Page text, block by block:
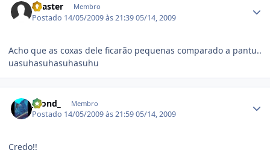
iMaster Membro
Postado 14/05/2009 às 21:3905/14, 2009
Acho que as coxas dele ficarão pequenas comparado a pantu..
uasuhasuhasuhasuhu
_Bond_ Membro
Postado 14/05/2009 às 21:5905/14, 2009
Credo!!